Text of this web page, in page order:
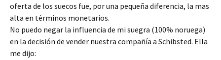
oferta de los suecos fue, por una pequeña diferencia, la mas
alta en términos monetarios.
No puedo negar la influencia de mi suegra (100% noruega)
en la decisión de vender nuestra compañía a Schibsted. Ella
me dijo: